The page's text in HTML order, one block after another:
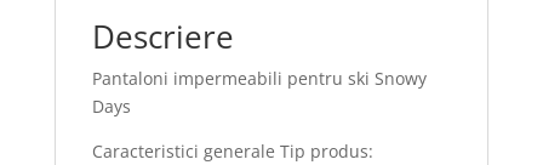
Descriere
Pantaloni impermeabili pentru ski Snowy
Days
Caracteristici generale Tip produs: